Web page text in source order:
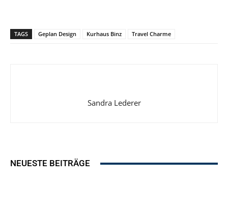
TAGS Geplan Design Kurhaus Binz Travel Charme
Sandra Lederer
NEUESTE BEITRÄGE